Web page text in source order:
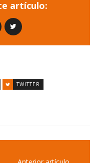
artículo:
TWITTER